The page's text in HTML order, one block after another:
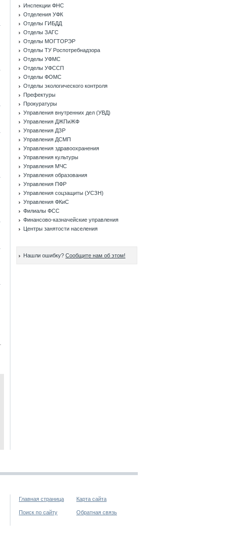
Инспекции ФНС
Отделения УФК
Отделы ГИБДД
Отделы ЗАГС
Отделы МОГТОРЭР
Отделы ТУ Роспотребнадзора
Отделы УФМС
Отделы УФССП
Отделы ФОМС
Отделы экологического контроля
Префектуры
Прокуратуры
Управления внутренних дел (УВД)
Управления ДЖПиЖФ
Управления ДЗР
Управления ДСМП
Управления здравоохранения
Управления культуры
Управления МЧС
Управления образования
Управления ПФР
Управления соцзащиты (УСЗН)
Управления ФКиС
Филиалы ФСС
Финансово-казначейские управления
Центры занятости населения
Нашли ошибку? Сообщите нам об этом!
Главная страница Карта сайта
Поиск по сайту Обратная связь